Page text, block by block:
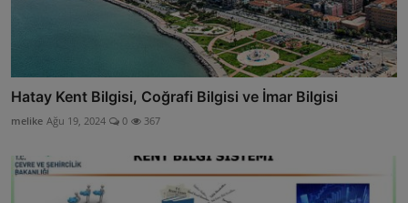
Hatay Kent Bilgisi, Coğrafi Bilgisi ve İmar Bilgisi
melike Ağu 19, 2024 0 367